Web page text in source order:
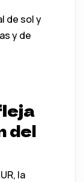
de sol y
y de
del
, la